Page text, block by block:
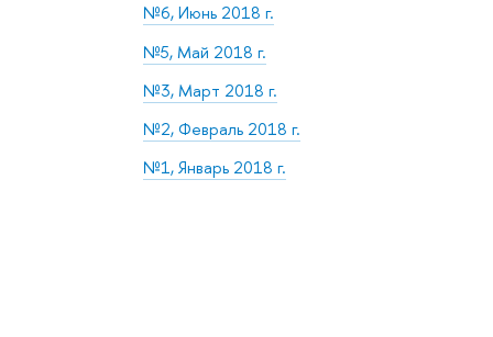
№6, Июнь 2018 г.
№5, Май 2018 г.
№3, Март 2018 г.
№2, Февраль 2018 г.
№1, Январь 2018 г.